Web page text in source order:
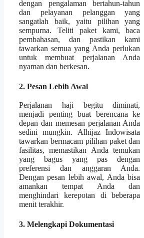
dengan pengalaman bertahun-tahun
dan pelayanan pelanggan yang
sangatlah baik, yaitu pilihan yang
sempurna. Teliti paket kami, baca
pembahasan, dan pastikan kami
tawarkan semua yang Anda perlukan
untuk membuat perjalanan Anda
nyaman dan berkesan.
2. Pesan Lebih Awal
Perjalanan haji begitu diminati,
menjadi penting buat berencana ke
depan dan memesan perjalanan Anda
sedini mungkin. Alhijaz Indowisata
tawarkan bermacam pilihan paket dan
fasilitas, memastikan Anda temukan
yang bagus yang pas dengan
preferensi dan anggaran Anda.
Dengan pesan lebih awal, Anda bisa
amankan tempat Anda dan
menghindari kerepotan di beberapa
menit terakhir.
3. Melengkapi Dokumentasi